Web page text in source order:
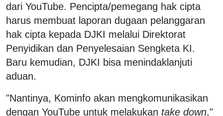
dari YouTube. Pencipta/pemegang hak cipta
harus membuat laporan dugaan pelanggaran
hak cipta kepada DJKI melalui Direktorat
Penyidikan dan Penyelesaian Sengketa KI.
Baru kemudian, DJKI bisa menindaklanjuti
aduan.
"Nantinya, Kominfo akan mengkomunikasikan
dengan YouTube untuk melakukan take down,"